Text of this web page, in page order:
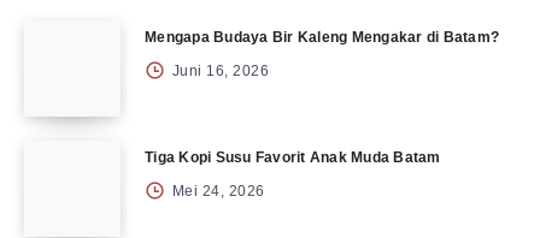
Mengapa Budaya Bir Kaleng Mengakar di Batam?
Juni 16, 2026
Tiga Kopi Susu Favorit Anak Muda Batam
Mei 24, 2026